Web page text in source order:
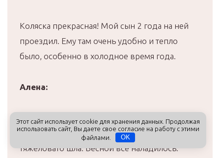
Коляска прекрасная! Мой сын 2 года на ней
проездил. Ему там очень удобно и тепло
было, особенно в холодное время года.
Алена:
Коляску купили зимой до родов. Сначала
разочаровалась в ней, так как по снегу
тяжеловато шла. Весной все наладилось.
Этот сайт использует cookie для хранения данных. Продолжая
использовать сайт, Вы даете свое согласие на работу с этими
файлами.
OK